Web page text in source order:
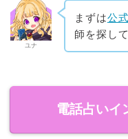
ユナ
まずは公
師を探し
電話占いイ